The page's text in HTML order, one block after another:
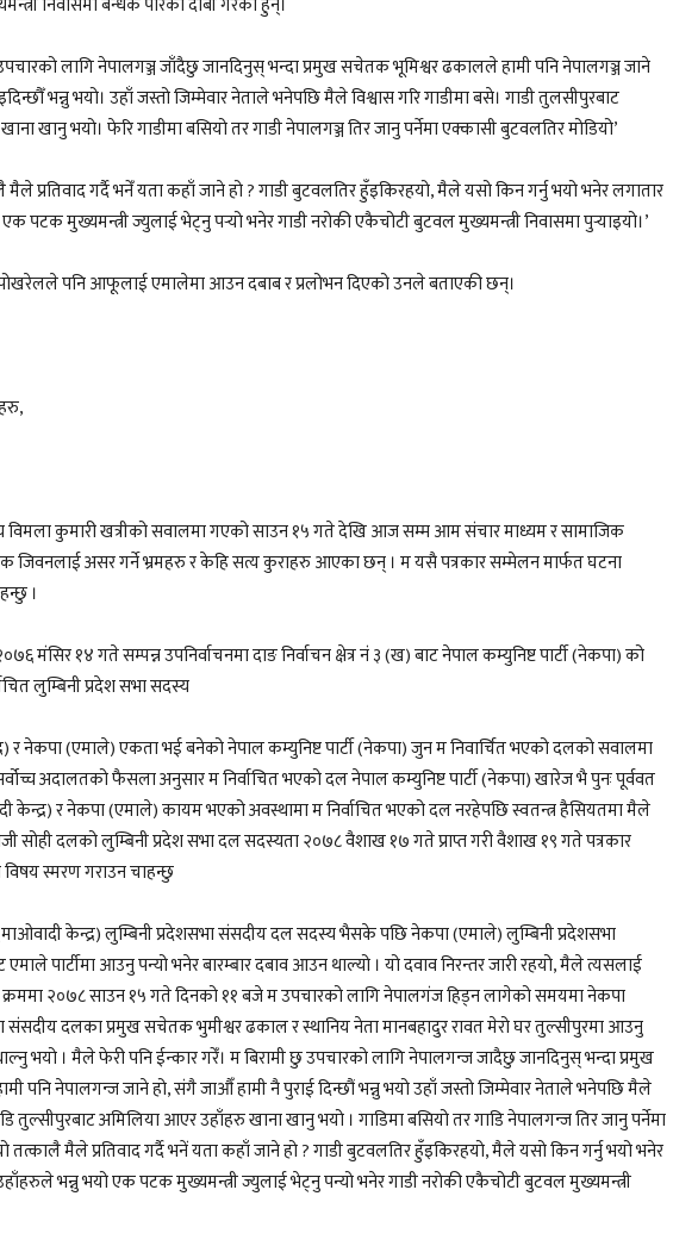
लागि नेपालगञ्ज जाँदैछु जानदिनुस् भन्दा प्रमुख सचेतक भूमिश्वर ढकालले हामी पनि नेपालगञ्ज जाने
भन्नु भयो। उहाँ जस्तो जिम्मेवार नेताले भनेपछि मैले विश्वास गरि गाडीमा बसे। गाडी तुलसीपुरबाट
खानु भयो। फेरि गाडीमा बसियो तर गाडी नेपालगञ्ज तिर जानु पर्नेमा एक्कासी बुटवलतिर मोडियो’
प्रतिवाद गर्दै भनेँ यता कहाँ जाने हो ? गाडी बुटवलतिर हुँइकिरहयो, मैले यसो किन गर्नु भयो भनेर लगातार
पटक मुख्यमन्त्री ज्युलाई भेट्नु पर्‍यो भनेर गाडी नरोकी एकैचोटी बुटवल मुख्यमन्त्री निवासमा पुर्‍याइयो।’
पोखरेलले पनि आफूलाई एमालेमा आउन दबाब र प्रलोभन दिएको उनले बताएकी छन्।
विमला कुमारी खत्रीको सवालमा गएको साउन १५ गते देखि आज सम्म आम संचार माध्यम र सामाजिक
जिवनलाई असर गर्ने भ्रमहरु र केहि सत्य कुराहरु आएका छन् । म यसै पत्रकार सम्मेलन मार्फत घटना
।
मंसिर १४ गते सम्पन्न उपनिर्वाचनमा दाङ निर्वाचन क्षेत्र नं ३ (ख) बाट नेपाल कम्युनिष्ट पार्टी (नेकपा) को
लुम्बिनी प्रदेश सभा सदस्य
र नेकपा (एमाले) एकता भई बनेको नेपाल कम्युनिष्ट पार्टी (नेकपा) जुन म निवार्चित भएको दलको सवालमा
अदालतको फैसला अनुसार म निर्वाचित भएको दल नेपाल कम्युनिष्ट पार्टी (नेकपा) खारेज भै पुनः पूर्ववत
केन्द्र) र नेकपा (एमाले) कायम भएको अवस्थामा म निर्वाचित भएको दल नरहेपछि स्वतन्त्र हैसियतमा मैले
सोही दलको लुम्बिनी प्रदेश सभा दल सदस्यता २०७८ वैशाख १७ गते प्राप्त गरी वैशाख १९ गते पत्रकार
स्मरण गराउन चाहन्छु
(माओवादी केन्द्र) लुम्बिनी प्रदेशसभा संसदीय दल सदस्य भैसके पछि नेकपा (एमाले) लुम्बिनी प्रदेशसभा
पार्टीमा आउनु पन्यो भनेर बारम्बार दबाव आउन थाल्यो । यो दवाव निरन्तर जारी रहयो, मैले त्यसलाई
क्रममा २०७८ साउन १५ गते दिनको ११ बजे म उपचारको लागि नेपालगंज हिड्न लागेको समयमा नेकपा
संसदीय दलका प्रमुख सचेतक भुमीश्वर ढकाल र स्थानिय नेता मानबहादुर रावत मेरो घर तुल्सीपुरमा आउनु
भयो । मैले फेरी पनि ईन्कार गरेँ। म बिरामी छु उपचारको लागि नेपालगन्ज जादैछु जानदिनुस् भन्दा प्रमुख
पनि नेपालगन्ज जाने हो, संगै जाऔँ हामी नै पुराई दिन्छौं भन्नु भयो उहाँ जस्तो जिम्मेवार नेताले भनेपछि मैले
तुल्सीपुरबाट अमिलिया आएर उहाँहरु खाना खानु भयो । गाडिमा बसियो तर गाडि नेपालगन्ज तिर जानु पर्नेमा
तत्कालै मैले प्रतिवाद गर्दै भनें यता कहाँ जाने हो ? गाडी बुटवलतिर हुँइकिरहयो, मैले यसो किन गर्नु भयो भनेर
उहाँहरुले भन्नु भयो एक पटक मुख्यमन्त्री ज्युलाई भेट्नु पन्यो भनेर गाडी नरोकी एकैचोटी बुटवल मुख्यमन्त्री